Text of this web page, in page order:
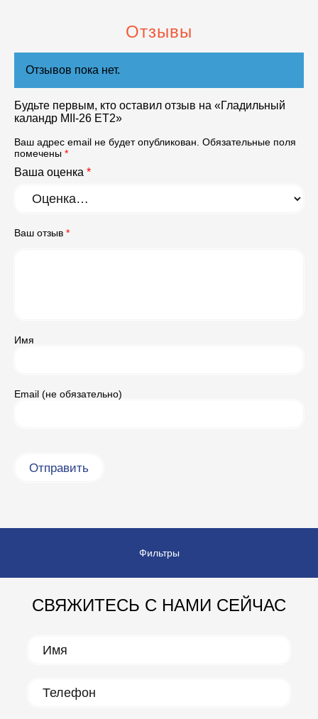
Отзывы
Отзывов пока нет.
Будьте первым, кто оставил отзыв на «Гладильный
каландр MII-26 ET2»
Ваш адрес email не будет опубликован. Обязательные поля
помечены *
Ваша оценка *
Ваш отзыв *
Имя
Email (не обязательно)
Фильтры
СВЯЖИТЕСЬ С НАМИ СЕЙЧАС